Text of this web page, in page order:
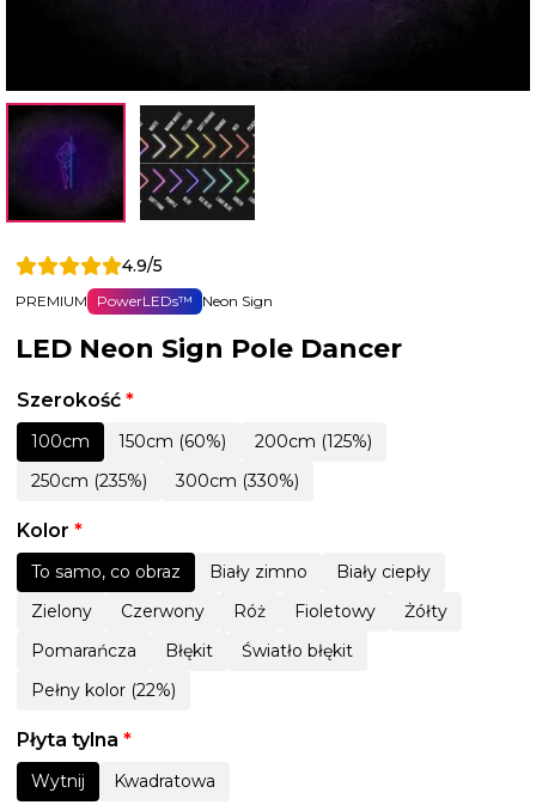
4.9/5
PREMIUM PowerLEDs™ Neon Sign
LED Neon Sign Pole Dancer
Szerokość *
100cm 150cm (60%)
200cm (125%)
250cm (235%)
300cm (330%)
Kolor *
To samo, co obraz Biały zimno
Biały ciepły
Zielony
Czerwony Róż Fioletowy
Żółty
Pomarańcza
Błękit
Światło błękit
Pełny kolor (22%)
Płyta tylna *
Wytnij Kwadratowa